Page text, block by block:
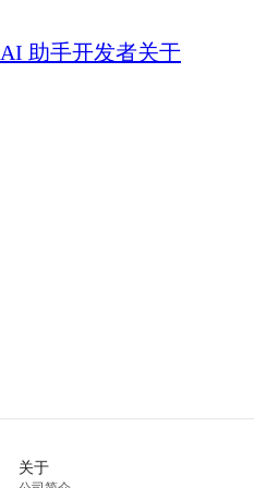
AI 助手开发者关于
关于